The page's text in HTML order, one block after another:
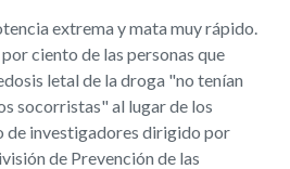
extrema y mata muy rápido.
ciento de las personas que
letal de la droga "no tenían
socorristas" al lugar de los
de investigadores dirigido por
de Prevención de las